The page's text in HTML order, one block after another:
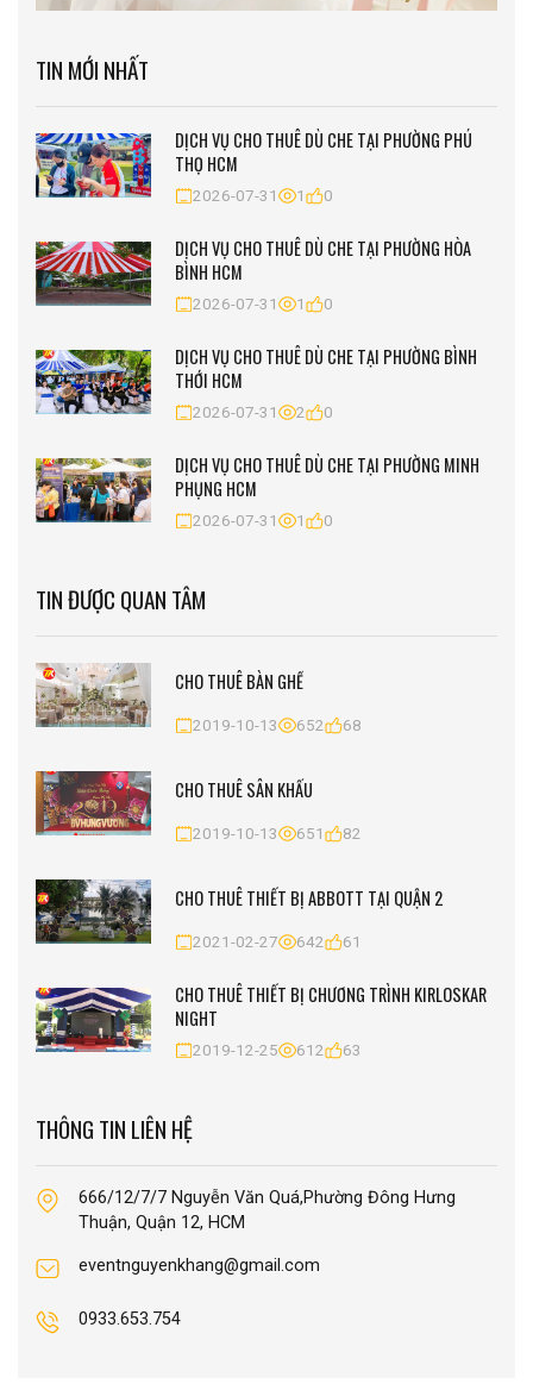
TIN MỚI NHẤT
DỊCH VỤ CHO THUÊ DÙ CHE TẠI PHƯỜNG PHÚ
THỌ HCM
2026-07-31 1 0
DỊCH VỤ CHO THUÊ DÙ CHE TẠI PHƯỜNG HÒA
BÌNH HCM
2026-07-31 1 0
DỊCH VỤ CHO THUÊ DÙ CHE TẠI PHƯỜNG BÌNH
THỚI HCM
2026-07-31 2 0
DỊCH VỤ CHO THUÊ DÙ CHE TẠI PHƯỜNG MINH
PHỤNG HCM
2026-07-31 1 0
TIN ĐƯỢC QUAN TÂM
CHO THUÊ BÀN GHẾ
2019-10-13 652 68
CHO THUÊ SÂN KHẤU
2019-10-13 651 82
CHO THUÊ THIẾT BỊ ABBOTT TẠI QUẬN 2
2021-02-27 642 61
CHO THUÊ THIẾT BỊ CHƯƠNG TRÌNH KIRLOSKAR
NIGHT
2019-12-25 612 63
THÔNG TIN LIÊN HỆ
666/12/7/7 Nguyễn Văn Quá,Phường Đông Hưng
Thuận, Quận 12, HCM
eventnguyenkhang@gmail.com
0933.653.754